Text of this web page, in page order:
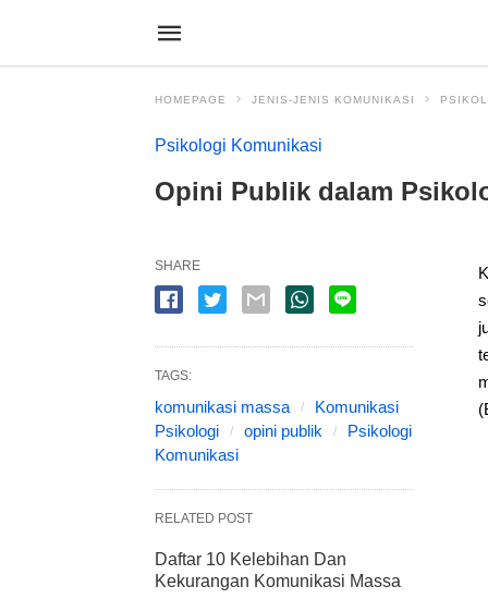
HOMEPAGE JENIS-JENIS KOMUNIKASI
Psikologi Komunikasi
Opini Publik dalam
SHARE
TAGS:
komunikasi massa
Komunikasi
Psikologi
opini publik
Psikologi
Komunikasi
RELATED POST
Daftar 10 Kelebihan Dan
Kekurangan Komunikasi Massa